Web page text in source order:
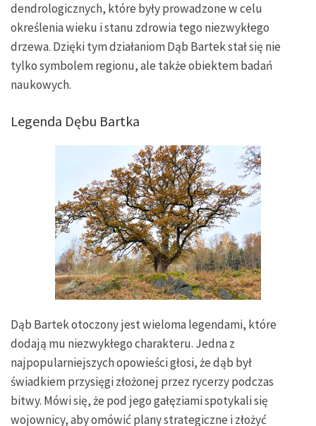
dendrologicznych, które były prowadzone w celu
określenia wieku i stanu zdrowia tego niezwykłego
drzewa. Dzięki tym działaniom Dąb Bartek stał się nie
tylko symbolem regionu, ale także obiektem badań
naukowych.
Legenda Dębu Bartka
Dąb Bartek otoczony jest wieloma legendami, które
dodają mu niezwykłego charakteru. Jedna z
najpopularniejszych opowieści głosi, że dąb był
świadkiem przysięgi złożonej przez rycerzy podczas
bitwy. Mówi się, że pod jego gałęziami spotykali się
wojownicy, aby omówić plany strategiczne i złożyć